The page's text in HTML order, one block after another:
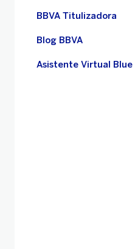
BBVA Titulizadora
Blog BBVA
Asistente Virtual Blue